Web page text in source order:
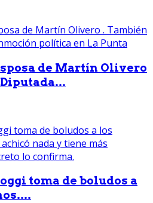
de Martín Olivero
toma de boludos a